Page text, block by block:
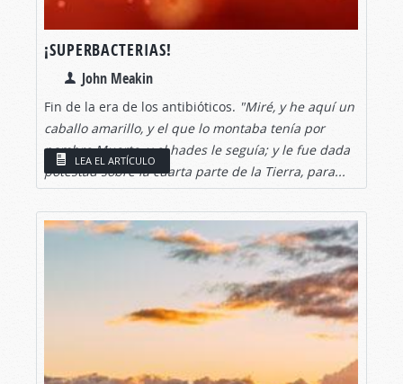
¡SUPERBACTERIAS!
John Meakin
Fin de la era de los antibióticos. "Miré, y he aquí un
caballo amarillo, y el que lo montaba tenía por
nombre Muerte, y el hades le seguía; y le fue dada
potestad sobre la cuarta parte de la Tierra, para...
LEA EL ARTÍCULO